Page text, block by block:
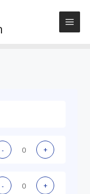
- +
- +